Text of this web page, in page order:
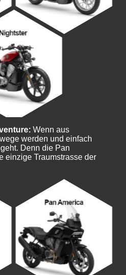
Wenn aus
werden und einfach
Denn die Pan
einzige Traumstrasse der